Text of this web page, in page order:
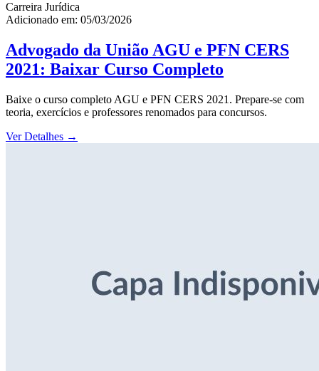
Carreira Jurídica
Adicionado em: 05/03/2026
Advogado da União AGU e PFN CERS
2021: Baixar Curso Completo
Baixe o curso completo AGU e PFN CERS 2021. Prepare-se com
teoria, exercícios e professores renomados para concursos.
Ver Detalhes →